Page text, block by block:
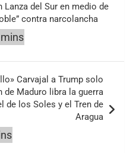
Lanza del Sur en medio de
contra narcolancha
Carvajal a Trump solo
Maduro libra la guerra
de los Soles y el Tren de
Aragua